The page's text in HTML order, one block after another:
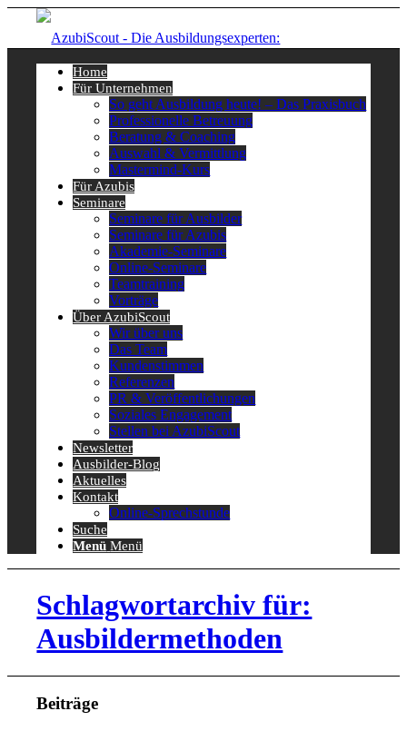
Home
Für Unternehmen
So geht Ausbildung heute! – Das Praxisbuch
Professionelle Betreuung
Beratung & Coaching
Auswahl & Vermittlung
Mastermind-Kurs
Für Azubis
Seminare
Seminare für Ausbilder
Seminare für Azubis
Akademie-Seminare
Online-Seminare
Teamtraining
Vorträge
Über AzubiScout
Wir über uns
Das Team
Kundenstimmen
Referenzen
PR & Veröffentlichungen
Soziales Engagement
Stellen bei AzubiScout
Newsletter
Ausbilder-Blog
Aktuelles
Kontakt
Online-Sprechstunde
Suche
Menü Menü
Schlagwortarchiv für:
Ausbildermethoden
Beiträge